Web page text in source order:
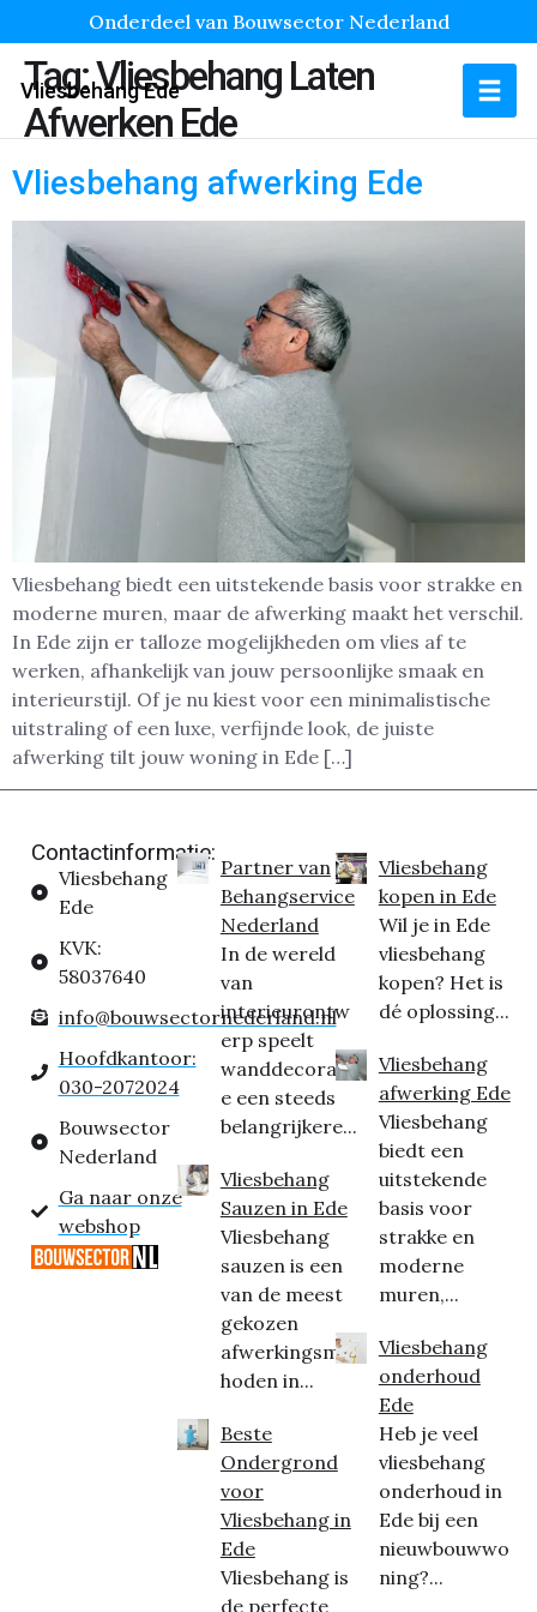
Onderdeel van Bouwsector Nederland
Vliesbehang Ede
Tag:Vliesbehang Laten
Afwerken Ede
Vliesbehang afwerking Ede
Vliesbehang biedt een uitstekende basis voor strakke en
moderne muren, maar de afwerking maakt het verschil.
In Ede zijn er talloze mogelijkheden om vlies af te
werken, afhankelijk van jouw persoonlijke smaak en
interieurstijl. Of je nu kiest voor een minimalistische
uitstraling of een luxe, verfijnde look, de juiste
afwerking tilt jouw woning in Ede […]
Contactinformatie:
Vliesbehang
Ede
KVK:
58037640
info@bouwsectornederland.nl
Hoofdkantoor:
030-2072024
Bouwsector
Nederland
Ga naar onze
webshop
Partner van
Behangservice
Nederland
In de wereld
van
interieurontw
erp speelt
wanddecorati
e een steeds
belangrijkere...
Vliesbehang
Sauzen in Ede
Vliesbehang
sauzen is een
van de meest
gekozen
afwerkingsmet
hoden in...
Beste
Ondergrond
voor
Vliesbehang in
Ede
Vliesbehang is
de perfecte
Vliesbehang
kopen in Ede
Wil je in Ede
vliesbehang
kopen? Het is
dé oplossing...
Vliesbehang
afwerking Ede
Vliesbehang
biedt een
uitstekende
basis voor
strakke en
moderne
muren,...
Vliesbehang
onderhoud
Ede
Heb je veel
vliesbehang
onderhoud in
Ede bij een
nieuwbouwwo
ning?...